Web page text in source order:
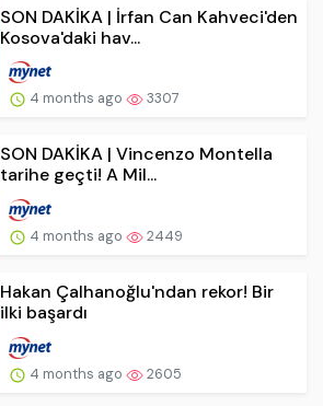
SON DAKİKA | İrfan Can Kahveci'den
Kosova'daki hav...
4 months ago 3307
SON DAKİKA | Vincenzo Montella
tarihe geçti! A Mil...
4 months ago 2449
Hakan Çalhanoğlu'ndan rekor! Bir
ilki başardı
4 months ago 2605